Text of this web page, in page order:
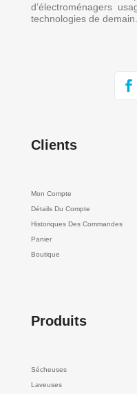
d’électroménagers
technologies de demain.
Clients
Mon Compte
Détails Du Compte
Historiques Des Commandes
Panier
Boutique
Produits
Sécheuses
Laveuses